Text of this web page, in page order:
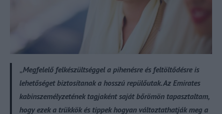
„Megfelelő felkészültséggel a pihenésre és feltöltődésre is
lehetőséget biztosítanak a hosszú repülőutak. Az Emirates
kabinszemélyzetének tagjaként saját bőrömön tapasztaltam,
hogy ezek a trükkök és tippek hogyan változtathatják meg a